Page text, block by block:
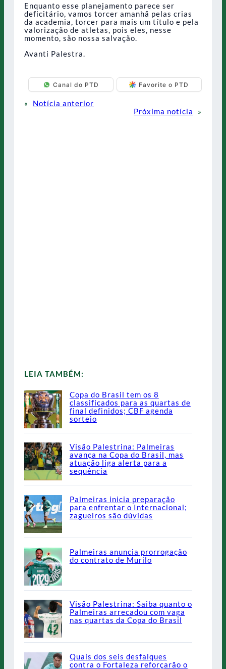
Enquanto esse planejamento parece ser
deficitário, vamos torcer amanhã pelas crias
da academia, torcer para mais um título e pela
valorização de atletas, pois eles, nesse
momento, são nossa salvação.
Avanti Palestra.
Canal do PTD Favorite o PTD
«
Notícia anterior
Próxima notícia
»
LEIA TAMBÉM:
Copa do Brasil tem os 8
classificados para as quartas de
final definidos; CBF agenda
sorteio
Visão Palestrina: Palmeiras
avança na Copa do Brasil, mas
atuação liga alerta para a
sequência
Palmeiras inicia preparação
para enfrentar o Internacional;
zagueiros são dúvidas
Palmeiras anuncia prorrogação
do contrato de Murilo
Visão Palestrina: Saiba quanto o
Palmeiras arrecadou com vaga
nas quartas da Copa do Brasil
Quais dos seis desfalques
contra o Fortaleza reforçarão o